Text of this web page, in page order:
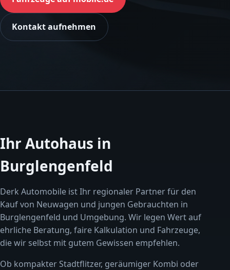
Kontakt aufnehmen
Ihr Autohaus in
Burglengenfeld
Derk Automobile ist Ihr regionaler Partner für den
Kauf von Neuwagen und jungen Gebrauchten in
Burglengenfeld und Umgebung. Wir legen Wert auf
ehrliche Beratung, faire Kalkulation und Fahrzeuge,
die wir selbst mit gutem Gewissen empfehlen.
Ob kompakter Stadtflitzer, geräumiger Kombi oder